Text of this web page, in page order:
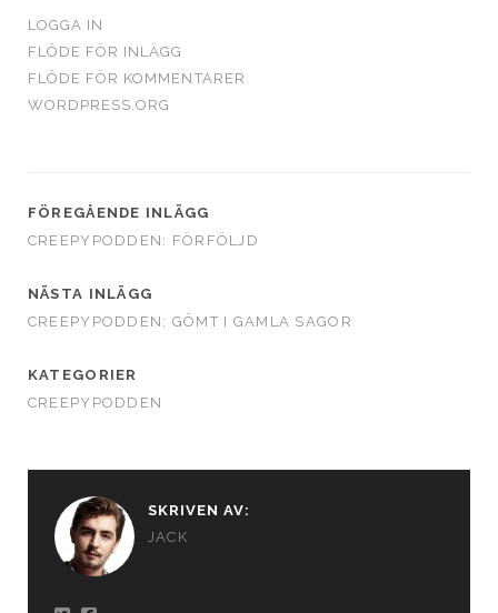
LOGGA IN
FLÖDE FÖR INLÄGG
FLÖDE FÖR KOMMENTARER
WORDPRESS.ORG
FÖREGÅENDE INLÄGG
CREEPYPODDEN: FÖRFÖLJD
NÄSTA INLÄGG
CREEPYPODDEN: GÖMT I GAMLA SAGOR
KATEGORIER
CREEPYPODDEN
SKRIVEN AV:
JACK